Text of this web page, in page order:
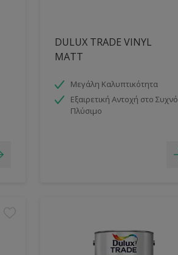
DULUX TRADE VINYL
MATT
Μεγάλη Καλυπτικότητα
Εξαιρετική Αντοχή στο Συχνό
Πλύσιμο